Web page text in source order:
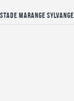
STADE MARANGE SYLVANGE